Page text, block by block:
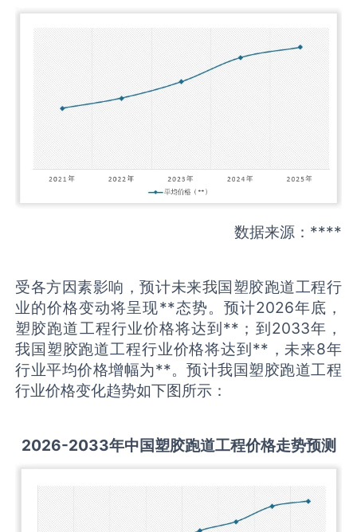
数据来源：****
受各方因素影响，预计未来我国塑胶跑道工程行
业的价格变动将呈现**态势。预计2026年底，
塑胶跑道工程行业价格将达到**；到2033年，
我国塑胶跑道工程行业价格将达到**，未来8年
行业平均价格增幅为**。预计我国塑胶跑道工程
行业价格变化趋势如下图所示：
2026-2033年中国塑胶跑道工程价格走势预测